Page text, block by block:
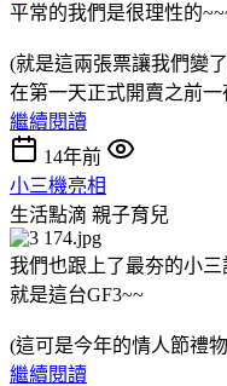
平常的我們是很理性的
(就是這兩張票讓我們變
在第一天正式開賣之前
繼續閱讀
14年前
小三機亮相
生活點滴 親子育兒
我們也跟上了最夯的小
就是這台GF3~~
(這可是今年的情人節禮
繼續閱讀